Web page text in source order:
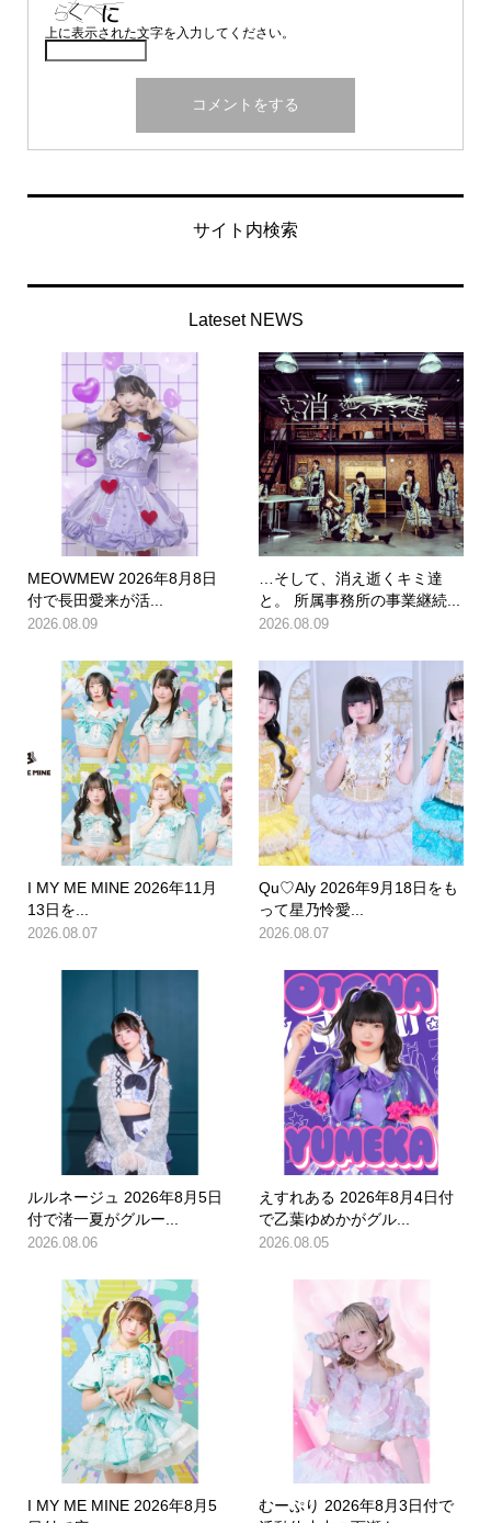
上に表示された文字を入力してください。
サイト内検索
Lateset NEWS
MEOWMEW 2026年8月8日
付で長田愛来が活...
2026.08.09
…そして、消え逝くキミ達
と。 所属事務所の事業継続...
2026.08.09
I MY ME MINE 2026年11月
13日を...
2026.08.07
Qu♡Aly 2026年9月18日をも
って星乃怜愛...
2026.08.07
ルルネージュ 2026年8月5日
付で渚一夏がグルー...
2026.08.06
えすれある 2026年8月4日付
で乙葉ゆめかがグル...
2026.08.05
I MY ME MINE 2026年8月5
むーぷり 2026年8月3日付で